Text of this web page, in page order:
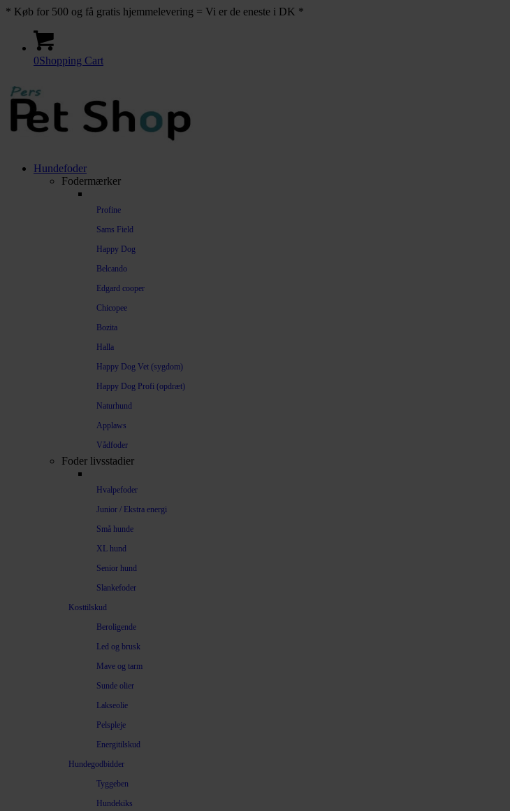
* Køb for 500 og få gratis hjemmelevering = Vi er de eneste i DK *
0Shopping Cart
Hundefoder
Fodermærker
Profine
Sams Field
Happy Dog
Belcando
Edgard cooper
Chicopee
Bozita
Halla
Happy Dog Vet (sygdom)
Happy Dog Profi (opdræt)
Naturhund
Applaws
Vådfoder
Foder livsstadier
Hvalpefoder
Junior / Ekstra energi
Små hunde
XL hund
Senior hund
Slankefoder
Kosttilskud
Beroligende
Led og brusk
Mave og tarm
Sunde olier
Lakseolie
Pelspleje
Energitilskud
Hundegodbidder
Tyggeben
Hundekiks